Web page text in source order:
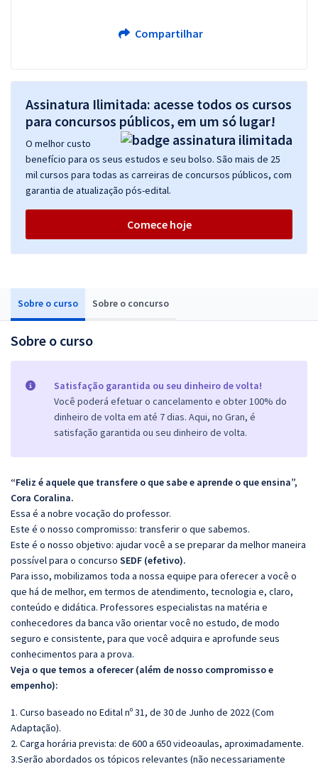
Sobre o curso Sobre o concurso
Sobre o curso
Satisfação garantida ou seu dinheiro de volta!
Você poderá efetuar o cancelamento e obter 100% do
dinheiro de volta em até 7 dias. Aqui, no Gran, é
satisfação garantida ou seu dinheiro de volta.
“Feliz é aquele que transfere o que sabe e aprende o que ensina”,
Cora Coralina.
Essa é a nobre vocação do professor.
Este é o nosso compromisso: transferir o que sabemos.
Este é o nosso objetivo: ajudar você a se preparar da melhor maneira
possível para o concurso SEDF (efetivo).
Para isso, mobilizamos toda a nossa equipe para oferecer a você o
que há de melhor, em termos de atendimento, tecnologia e, claro,
conteúdo e didática. Professores especialistas na matéria e
conhecedores da banca vão orientar você no estudo, de modo
seguro e consistente, para que você adquira e aprofunde seus
conhecimentos para a prova.
Veja o que temos a oferecer (além de nosso compromisso e
empenho):
1. Curso baseado no Edital nº 31, de 30 de Junho de 2022 (Com
Adaptação).
2. Carga horária prevista: de 600 a 650 videoaulas, aproximadamente.
3.Serão abordados os tópicos relevantes (não necessariamente
Compartilhar
Assinatura Ilimitada: acesse todos os cursos
para concursos públicos, em um só lugar!
O melhor custo
benefício para os seus estudos e seu bolso. São mais de 25
mil cursos para todas as carreiras de concursos públicos, com
garantia de atualização pós-edital.
Comece hoje